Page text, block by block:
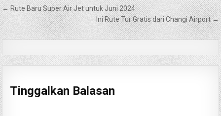
Navigasi
pos
← Rute Baru Super Air Jet untuk Juni 2024
Ini Rute Tur Gratis dari Changi Airport →
Tinggalkan Balasan